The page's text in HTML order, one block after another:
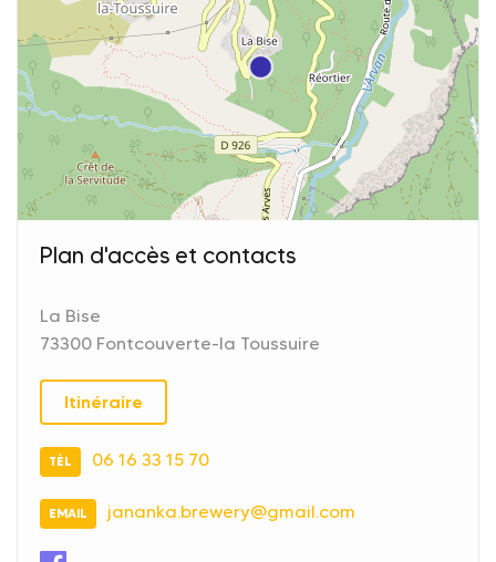
Plan d'accès et contacts
La Bise
73300 Fontcouverte-la Toussuire
Itinéraire
TÉL 06 16 33 15 70
EMAIL jananka.brewery@gmail.com